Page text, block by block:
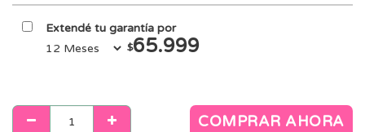
Extendé tu garantía por
$65.999
COMPRAR AHORA